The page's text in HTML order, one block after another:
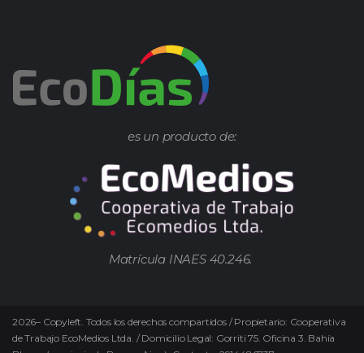
es un producto de:
Matrícula INAES 40.246.
2026– Copyleft. Todos los derechos compartidos / Propietario: Cooperativa
de Trabajo EcoMedios Ltda. / Domicilio Legal: Gorriti 75. Oficina 3. Bahía